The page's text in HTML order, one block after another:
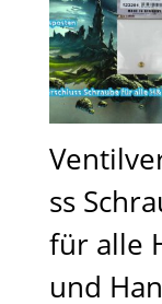
ss
für alle
und